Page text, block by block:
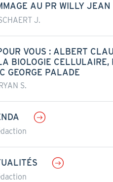
AU PR WILLY
J.
VOUS : ALBERT
BIOLOGIE CELLULAIRE,
GEORGE PALADE
S.